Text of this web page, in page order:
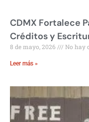
CDMX Fortalece
Créditos y
8 de mayo, 2026 No hay
Leer más »